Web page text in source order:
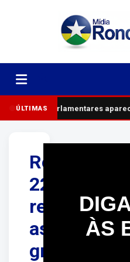
ÚLTIMASParlamentares
Rota
22
resgata
as
grandes
ÀS